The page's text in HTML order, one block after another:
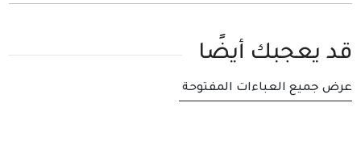
قد يعجبك أيضًا
عرض جميع العباءات المفتوحة